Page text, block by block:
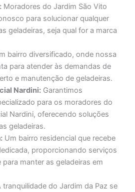
Moradores do Jardim São Vito
para solucionar qualquer
geladeiras, seja qual for a marca
bairro diversificado, onde nossa
para atender às demandas de
e manutenção de geladeiras.
Nardini: Garantimos
para os moradores do
Nardini, oferecendo soluções
geladeiras.
Um bairro residencial que recebe
proporcionando serviços
para manter as geladeiras em
tranquilidade do Jardim da Paz se